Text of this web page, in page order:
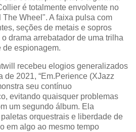
é totalmente envolvente no
Wheel". A faixa pulsa com
seções de metais e sopros
drama arrebatador de uma trilha
de espionagem.
recebeu elogios generalizados
de 2021, “Em.Perience (XJazz
seu contínuo
evitando quaisquer problemas
um segundo álbum. Ela
orquestrais e liberdade de
em algo ao mesmo tempo